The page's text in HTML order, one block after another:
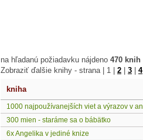
na hľadanú požiadavku nájdeno 470 knih
Zobraziť ďalšie knihy - strana | 1 2 3 4
kniha
1000 najpoužívanejších viet a výrazov v
300 mien - staráme sa o bábätko
6x Angelika v jediné knize